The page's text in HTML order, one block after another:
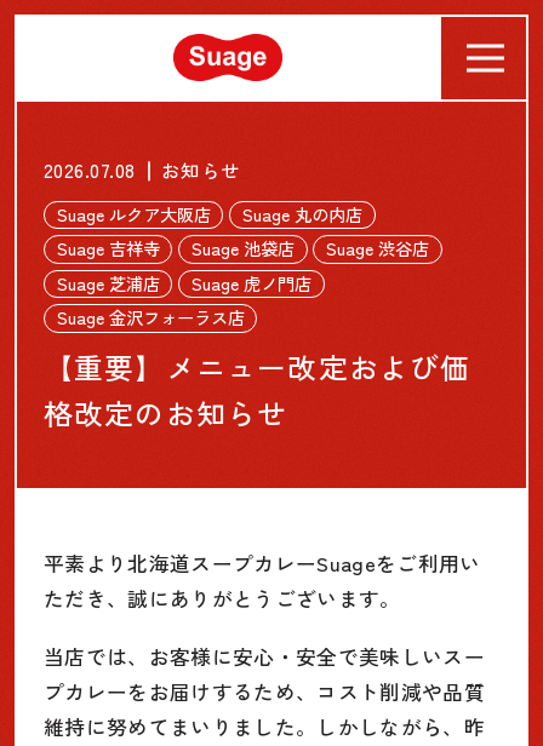
NEWS
SHOP&MENU
ONLINE SHOP
CONTACT
2026.07.08 お知らせ
Suage ルクア大阪店
Suage 丸の内店
Suage 吉祥寺
Suage 池袋店
Suage 渋谷店
Suage 芝浦店
Suage 虎ノ門店
Suage 金沢フォーラス店
【重要】メニュー改定および価
格改定のお知らせ
平素より北海道スープカレーSuageをご利用い
ただき、誠にありがとうございます。
当店では、お客様に安心・安全で美味しいスー
プカレーをお届けするため、コスト削減や品質
維持に努めてまいりました。しかしながら、昨